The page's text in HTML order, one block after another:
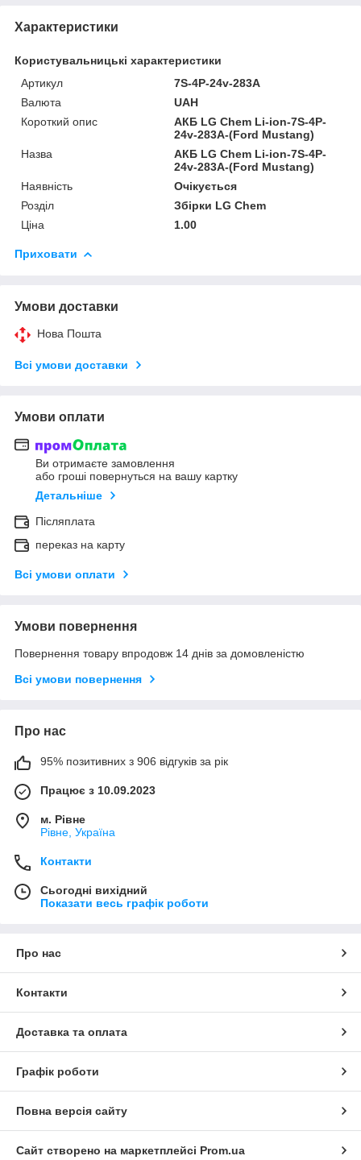
Характеристики
Користувальницькі характеристики
Артикул
7S-4P-24v-283A
Валюта
UAH
Короткий опис
АКБ LG Chem Li-ion-7S-4P-
24v-283A-(Ford Mustang)
Назва
АКБ LG Chem Li-ion-7S-4P-
24v-283A-(Ford Mustang)
Наявність
Очікується
Розділ
Збірки LG Chem
Ціна
1.00
Приховати
Умови доставки
Нова Пошта
Всі умови доставки
Умови оплати
Ви отримаєте замовлення
або гроші повернуться на вашу картку
Детальніше
Післяплата
переказ на карту
Всі умови оплати
Умови повернення
Повернення товару впродовж 14 днів за домовленістю
Всі умови повернення
Про нас
95% позитивних з 906 відгуків за рік
Працює з 10.09.2023
м. Рівне
Рівне, Україна
Контакти
Сьогодні вихідний
Показати весь графік роботи
Про нас
Контакти
Доставка та оплата
Графік роботи
Повна версія сайту
Сайт створено на маркетплейсі Prom.ua